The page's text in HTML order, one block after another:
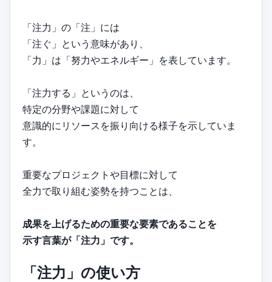
「注力」の「注」には
「注ぐ」という意味があり、
「力」は「努力やエネルギー」を表しています。
「注力する」というのは、
特定の分野や課題に対して
意識的にリソースを振り向ける様子を示していま
す。
重要なプロジェクトや目標に対して
全力で取り組む姿勢を持つことは、
成果を上げるための重要な要素であることを
示す言葉が「注力」です。
「注力」の使い方